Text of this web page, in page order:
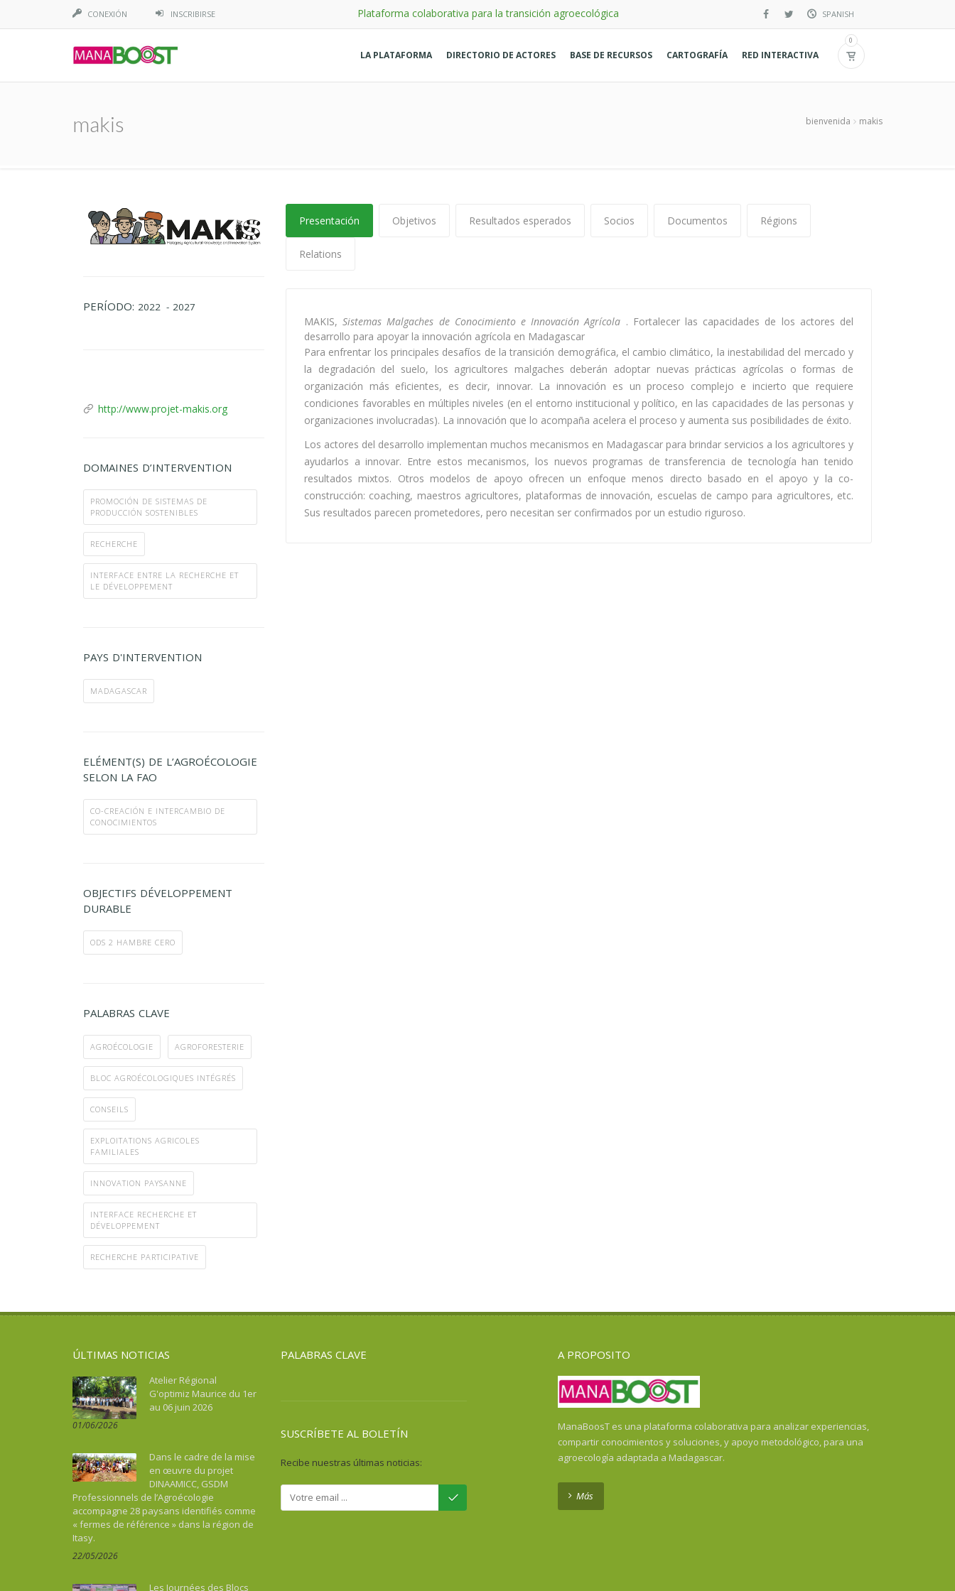
CONEXIÓN INSCRIBIRSE Plataforma colaborativa para la transición agroecológica SPANISH
Francés
LA PLATAFORMA DIRECTORIO DE ACTORES BASE DE RECURSOS CARTOGRAFÍA RED INTERACTIVA
0
makis bienvenida makis
PERÍODO: 2022 - 2027
http://www.projet-makis.org
DOMAINES D’INTERVENTION
PROMOCIÓN DE SISTEMAS DE
PRODUCCIÓN SOSTENIBLES
RECHERCHE
INTERFACE ENTRE LA RECHERCHE ET
LE DÉVELOPPEMENT
PAYS D'INTERVENTION
MADAGASCAR
ELÉMENT(S) DE L’AGROÉCOLOGIE
SELON LA FAO
CO-CREACIÓN E INTERCAMBIO DE
CONOCIMIENTOS
OBJECTIFS DÉVELOPPEMENT
DURABLE
ODS 2 HAMBRE CERO
PALABRAS CLAVE
AGROÉCOLOGIE AGROFORESTERIE
BLOC AGROÉCOLOGIQUES INTÉGRÉS
CONSEILS
EXPLOITATIONS AGRICOLES
FAMILIALES
INNOVATION PAYSANNE
INTERFACE RECHERCHE ET
DÉVELOPPEMENT
RECHERCHE PARTICIPATIVE
Presentación Objetivos Resultados esperados Socios Documentos Régions
Relations
MAKIS,Sistemas Malgaches de Conocimiento e Innovación Agrícola . Fortalecer las capacidades de los actores del
desarrollo para apoyar la innovación agrícola en Madagascar
Para enfrentar los principales desafíos de la transición demográfica, el cambio climático, la inestabilidad del mercado y
la degradación del suelo, los agricultores malgaches deberán adoptar nuevas prácticas agrícolas o formas de
organización más eficientes, es decir, innovar. La innovación es un proceso complejo e incierto que requiere
condiciones favorables en múltiples niveles (en el entorno institucional y político, en las capacidades de las personas y
organizaciones involucradas). La innovación que lo acompaña acelera el proceso y aumenta sus posibilidades de éxito.
Los actores del desarrollo implementan muchos mecanismos en Madagascar para brindar servicios a los agricultores y
ayudarlos a innovar. Entre estos mecanismos, los nuevos programas de transferencia de tecnología han tenido
resultados mixtos. Otros modelos de apoyo ofrecen un enfoque menos directo basado en el apoyo y la co-
construcción: coaching, maestros agricultores, plataformas de innovación, escuelas de campo para agricultores, etc.
Sus resultados parecen prometedores, pero necesitan ser confirmados por un estudio riguroso.
ÚLTIMAS NOTICIAS
Atelier Régional
G'optimiz Maurice du 1er
au 06 juin 2026
01/06/2026
Dans le cadre de la mise
en œuvre du projet
DINAAMICC, GSDM
Professionnels de l’Agroécologie
accompagne 28 paysans identifiés comme
« fermes de référence » dans la région de
Itasy.
22/05/2026
Les Journées des Blocs
PALABRAS CLAVE
SUSCRÍBETE AL BOLETÍN
Recibe nuestras últimas noticias:
A PROPOSITO
ManaBoosT es una plataforma colaborativa para analizar experiencias,
compartir conocimientos y soluciones, y apoyo metodológico, para una
agroecología adaptada a Madagascar.
Más